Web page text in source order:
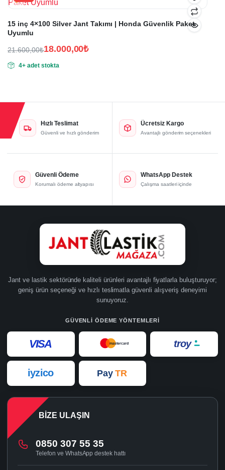
15 inç 4×100 Silver Jant Takımı | Honda Güvenlik Paket
Uyumlu
21.600,00₺
fiyat:
18.000,00₺
andaki
4+ adet stokta
Hızlı Teslimat
Güvenli ve hızlı gönderim
Ücretsiz Kargo
Avantajlı gönderim seçenekleri
Güvenli Ödeme
Korumalı ödeme altyapısı
WhatsApp Destek
Çalışma saatleri içinde
Jant ve lastik sektöründe kaliteli ürünleri avantajlı fiyatlarla buluşturuyor;
geniş ürün seçeneği ve hızlı teslimatla güvenli alışveriş deneyimi
sunuyoruz.
GÜVENLI ÖDEME YÖNTEMLERI
VISA mastercard troy
iyzico Pay TR
BIZE ULAŞIN
0850 307 55 35
Telefon ve WhatsApp destek hattı